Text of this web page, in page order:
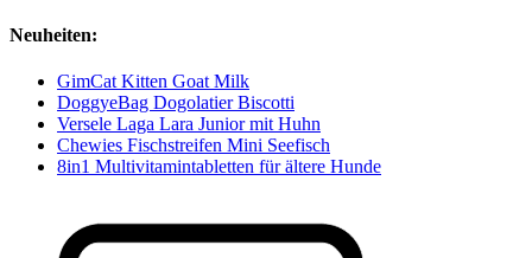
Neuheiten:
GimCat Kitten Goat Milk
DoggyeBag Dogolatier Biscotti
Versele Laga Lara Junior mit Huhn
Chewies Fischstreifen Mini Seefisch
8in1 Multivitamintabletten für ältere Hunde